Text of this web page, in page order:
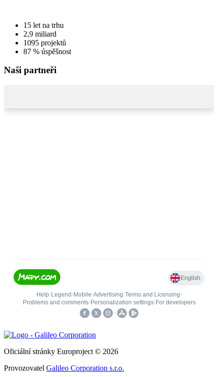
15 let na trhu
2,9 miliard
1095 projektů
87 % úspěšnost
Naši partneři
Oficiální stránky Europroject © 2026
Provozovatel Galileo Corporation s.r.o.